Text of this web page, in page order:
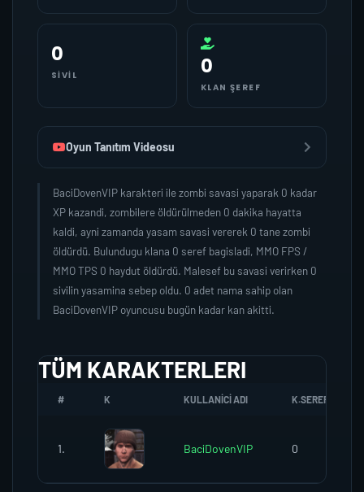
0
SIVIL 0
KLAN ŞEREF
Oyun Tanıtım Videosu
BaciDovenVIP karakteri ile zombi savasi yaparak 0 kadar
XP kazandi, zombilere öldürülmeden 0 dakika hayatta
kaldi, ayni zamanda yasam savasi vererek 0 tane zombi
öldürdü. Bulundugu klana 0 seref bagisladi, MMO FPS /
MMO TPS 0 haydut öldürdü. Malesef bu savasi verirken 0
sivilin yasamina sebep oldu. 0 adet nama sahip olan
BaciDovenVIP oyuncusu bugün kadar kan akitti.
TÜM KARAKTERLERI
# K KULLANICI ADI K.SEREFI
1. BaciDovenVIP 0